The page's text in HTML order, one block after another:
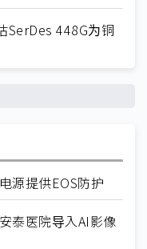
448G为铜
源提供EOS防护
泰医院导入AI影像